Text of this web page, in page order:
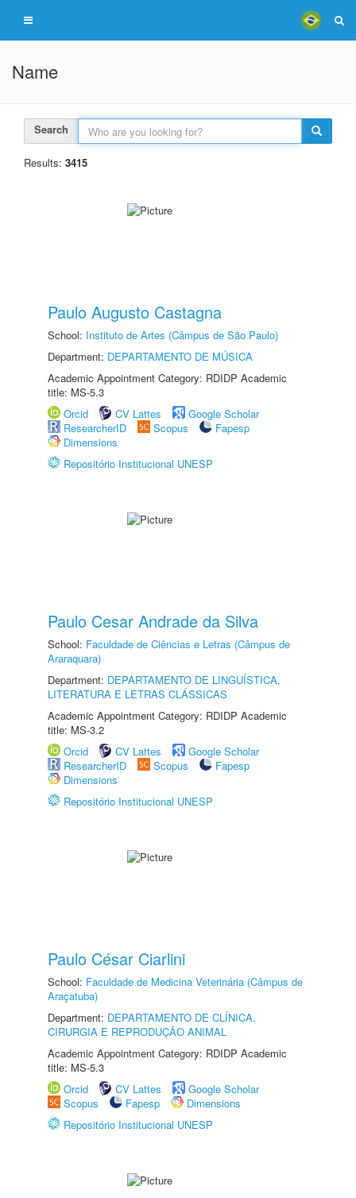
Name
Search
Results: 3415
Paulo Augusto Castagna
School: Instituto de Artes (Câmpus de São Paulo)
Department: DEPARTAMENTO DE MÚSICA
Academic Appointment Category: RDIDP Academic
title: MS-5.3
Orcid
CV Lattes
Google Scholar
ResearcherID
Scopus
Fapesp
Dimensions
Repositório Institucional UNESP
Paulo Cesar Andrade da Silva
School: Faculdade de Ciências e Letras (Câmpus de
Araraquara)
Department: DEPARTAMENTO DE LINGUÍSTICA,
LITERATURA E LETRAS CLÁSSICAS
Academic Appointment Category: RDIDP Academic
title: MS-3.2
Orcid
CV Lattes
Google Scholar
ResearcherID
Scopus
Fapesp
Dimensions
Repositório Institucional UNESP
Paulo César Ciarlini
School: Faculdade de Medicina Veterinária (Câmpus de
Araçatuba)
Department: DEPARTAMENTO DE CLÍNICA,
CIRURGIA E REPRODUÇÃO ANIMAL
Academic Appointment Category: RDIDP Academic
title: MS-5.3
Orcid
CV Lattes
Google Scholar
Scopus
Fapesp
Dimensions
Repositório Institucional UNESP